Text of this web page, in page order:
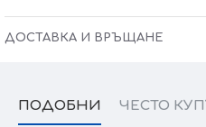
ДОСТАВКА И ВРЪЩАНЕ
ПОДОБНИ ЧЕСТО